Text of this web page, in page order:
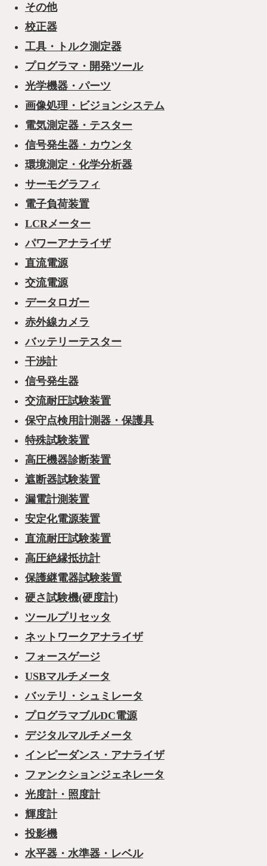
その他
校正器
工具・トルク測定器
プログラマ・開発ツール
光学機器・パーツ
画像処理・ビジョンシステム
電気測定器・テスター
信号発生器・カウンタ
環境測定・化学分析器
サーモグラフィ
電子負荷装置
LCRメーター
パワーアナライザ
直流電源
交流電源
データロガー
赤外線カメラ
バッテリーテスター
干渉計
信号発生器
交流耐圧試験装置
保守点検用計測器・保護具
特殊試験装置
高圧機器診断装置
遮断器試験装置
漏電計測装置
安定化電源装置
直流耐圧試験装置
高圧絶縁抵抗計
保護継電器試験装置
硬さ試験機(硬度計)
ツールプリセッタ
ネットワークアナライザ
フォースゲージ
USBマルチメータ
バッテリ・シュミレータ
プログラマブルDC電源
デジタルマルチメータ
インピーダンス・アナライザ
ファンクションジェネレータ
光度計・照度計
輝度計
投影機
水平器・水準器・レベル